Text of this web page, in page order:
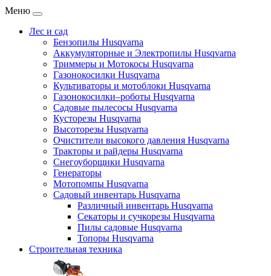
Меню
Лес и сад
Бензопилы Husqvarna
Аккумуляторные и Электропилы Нusqvarna
Триммеры и Мотокосы Нusqvarna
Газонокосилки Husqvarna
Культиваторы и мотоблоки Husqvarna
Газонокосилки–роботы Husqvarna
Садовые пылесосы Husqvarna
Кусторезы Husqvarna
Высоторезы Husqvarna
Очистители высокого давления Husqvarna
Тракторы и райдеры Husqvarna
Снегоуборщики Husqvarna
Генераторы
Мотопомпы Husqvarna
Садовый инвентарь Husqvarna
Различный инвентарь Husqvarna
Секаторы и сучкорезы Husqvarna
Пилы садовые Husqvarna
Топоры Husqvarna
Строительная техника